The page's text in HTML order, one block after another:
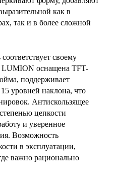
как в
так и в более сложной
своему
LUMION оснащена TFT-
поддерживает
уровней наклона, что
Антискользящее
цепкости
и уверенное
Возможность
в эксплуатации,
важно рационально